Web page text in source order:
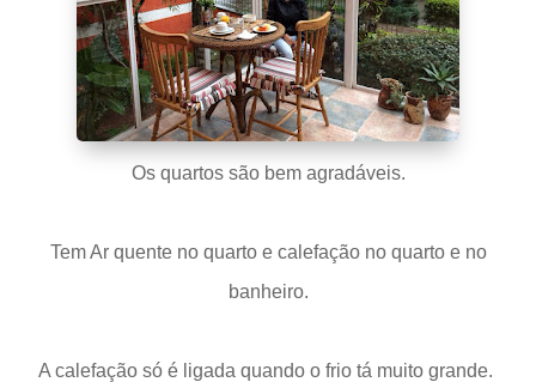
Os quartos são bem agradáveis.
Tem Ar quente no quarto e calefação no quarto e no
banheiro.
A calefação só é ligada quando o frio tá muito grande.